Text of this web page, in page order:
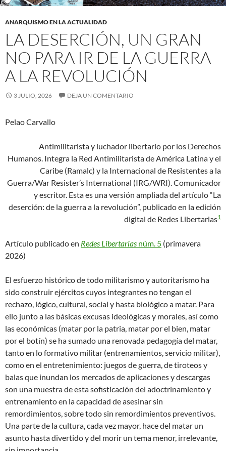
ANARQUISMO EN LA ACTUALIDAD
LA DESERCIÓN, UN GRAN
NO PARA IR DE LA GUERRA
A LA REVOLUCIÓN
3 JULIO, 2026 DEJA UN COMENTARIO
Pelao Carvallo
Antimilitarista y luchador libertario por los Derechos
Humanos. Integra la Red Antimilitarista de América Latina y el
Caribe (Ramalc) y la Internacional de Resistentes a la
Guerra/War Resister’s International (IRG/WRI). Comunicador
y escritor. Esta es una versión ampliada del artículo “La
deserción: de la guerra a la revolución”, publicado en la edición
digital de Redes Libertarias1
Artículo publicado en Redes Libertarias núm. 5 (primavera
2026)
El esfuerzo histórico de todo militarismo y autoritarismo ha
sido construir ejércitos cuyos integrantes no tengan el
rechazo, lógico, cultural, social y hasta biológico a matar. Para
ello junto a las básicas excusas ideológicas y morales, así como
las económicas (matar por la patria, matar por el bien, matar
por el botín) se ha sumado una renovada pedagogía del matar,
tanto en lo formativo militar (entrenamientos, servicio militar),
como en el entretenimiento: juegos de guerra, de tiroteos y
balas que inundan los mercados de aplicaciones y descargas
son una muestra de esta sofisticación del adoctrinamiento y
entrenamiento en la capacidad de asesinar sin
remordimientos, sobre todo sin remordimientos preventivos.
Una parte de la cultura, cada vez mayor, hace del matar un
asunto hasta divertido y del morir un tema menor, irrelevante,